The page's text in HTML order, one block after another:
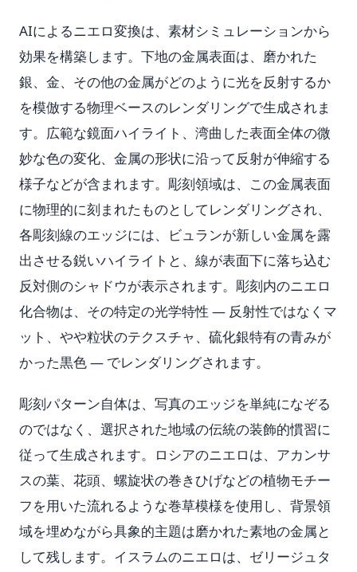
AIによるニエロ変換は、素材シミュレーションから
効果を構築します。下地の金属表面は、磨かれた
銀、金、その他の金属がどのように光を反射するか
を模倣する物理ベースのレンダリングで生成されま
す。広範な鏡面ハイライト、湾曲した表面全体の微
妙な色の変化、金属の形状に沿って反射が伸縮する
様子などが含まれます。彫刻領域は、この金属表面
に物理的に刻まれたものとしてレンダリングされ、
各彫刻線のエッジには、ビュランが新しい金属を露
出させる鋭いハイライトと、線が表面下に落ち込む
反対側のシャドウが表示されます。彫刻内のニエロ
化合物は、その特定の光学特性 — 反射性ではなくマ
ット、やや粒状のテクスチャ、硫化銀特有の青みが
かった黒色 — でレンダリングされます。
彫刻パターン自体は、写真のエッジを単純になぞる
のではなく、選択された地域の伝統の装飾的慣習に
従って生成されます。ロシアのニエロは、アカンサ
スの葉、花頭、螺旋状の巻きひげなどの植物モチー
フを用いた流れるような巻草模様を使用し、背景領
域を埋めながら具象的主題は磨かれた素地の金属と
して残します。イスラムのニエロは、ゼリージュタ